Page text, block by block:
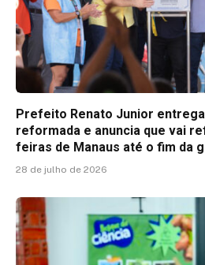
Prefeito Renato Junior
reformada e anuncia que vai
feiras de Manaus até o fim da
28 de julho de 2026